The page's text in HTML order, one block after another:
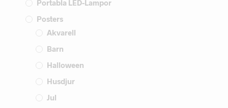
Portabla LED-Lampor
Posters
Akvarell
Barn
Halloween
Husdjur
Jul